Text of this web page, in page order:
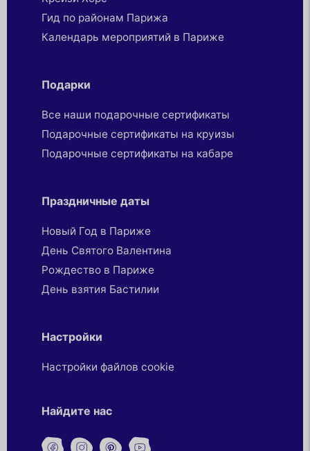
Гид по районам Парижа
Календарь мероприятий в Париже
Подарки
Все наши подарочные сертификаты
Подарочные сертификаты на круизы
Подарочные сертификаты на кабаре
Праздничные даты
Новый Год в Париже
День Святого Валентина
Рождество в Париже
День взятия Бастилии
Настройки
Настройки файлов cookie
Найдите нас